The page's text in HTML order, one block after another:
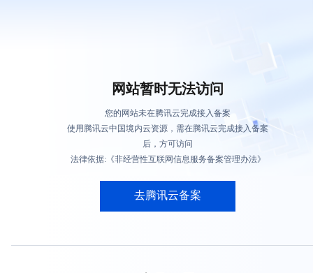
网站暂时无法访问
您的网站未在腾讯云完成接入备案
使用腾讯云中国境内云资源，需在腾讯云完成接入备案
后，方可访问
法律依据:《非经营性互联网信息服务备案管理办法》
去腾讯云备案